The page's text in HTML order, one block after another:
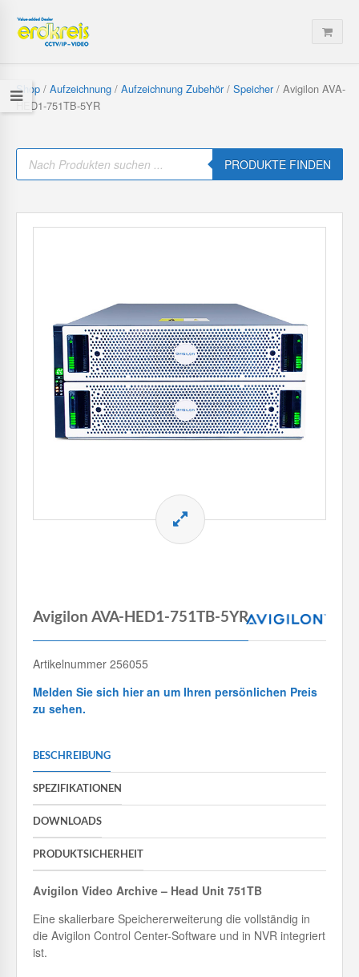
Shop / Aufzeichnung / Aufzeichnung Zubehör/ Speicher/ Avigilon AVA-
HED1-751TB-5YR
P
o
PRODUKTE FINDEN
Avigilon AVA-HED1-751TB-5YR
Artikelnummer 256055
Melden Sie sich hier an um Ihren persönlichen Preis
zu sehen.
BESCHREIBUNG
SPEZIFIKATIONEN
DOWNLOADS
PRODUKTSICHERHEIT
Avigilon Video Archive – Head Unit 751TB
Eine skalierbare Speichererweiterung die vollständig in
die Avigilon Control Center-Software und in NVR integriert
ist.